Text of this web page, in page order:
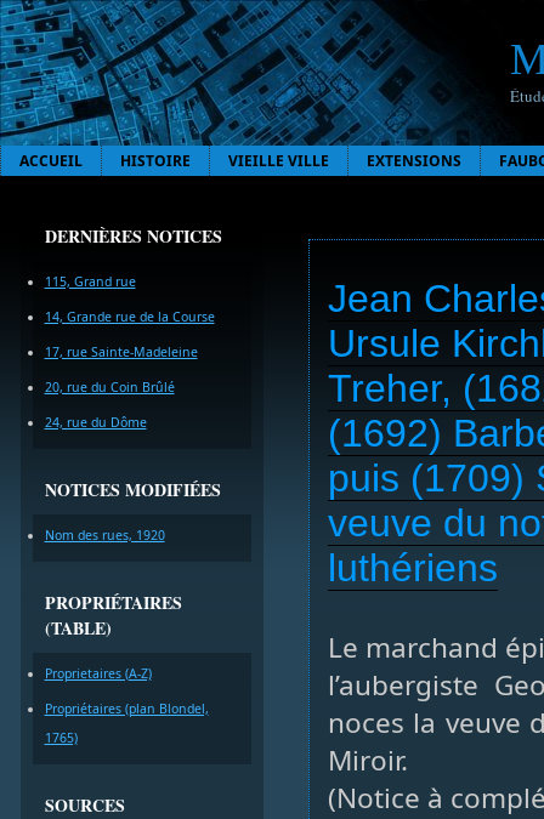
ACCUEIL HISTOIRE VIEILLE VILLE EXTENSIONS
DERNIÈRES NOTICES
115, Grand rue
14, Grande rue de la Course
17, rue Sainte-Madeleine
20, rue du Coin Brûlé
24, rue du Dôme
NOTICES MODIFIÉES
Nom des rues, 1920
PROPRIÉTAIRES
(TABLE)
Proprietaires (A-Z)
Propriétaires (plan Blondel,
1765)
SOURCES
Jean
Ursule
Treher,
(1692)
puis (1709)
veuve du
luthériens
Le marchand
l’aubergiste
noces la veuve
Miroir.
(Notice à